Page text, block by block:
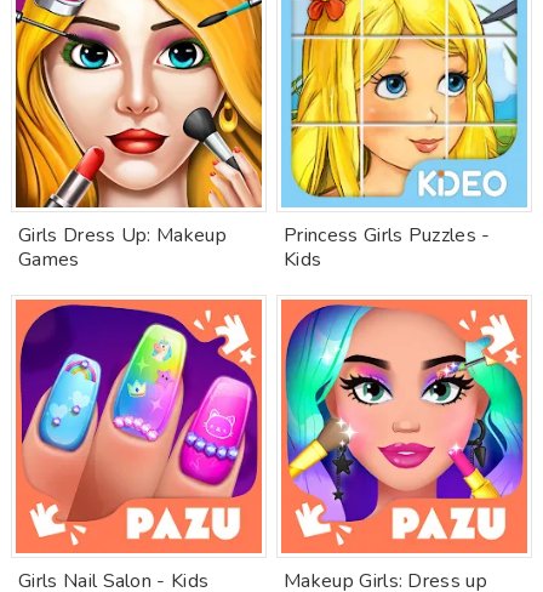
Girls Dress Up: Makeup
Games
Princess Girls Puzzles -
Kids
Girls Nail Salon - Kids
Makeup Girls: Dress up